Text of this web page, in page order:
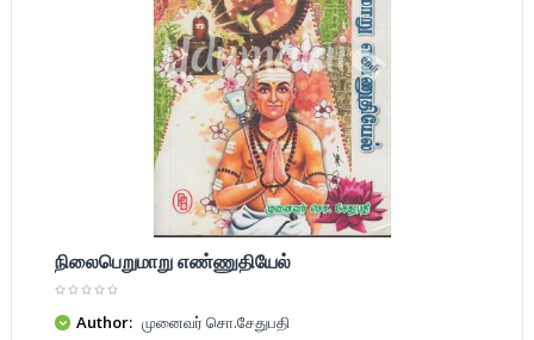
நிலைபெறுமாறு எண்ணுதியேல்
Author: முனைவர் சொ.சேதுபதி